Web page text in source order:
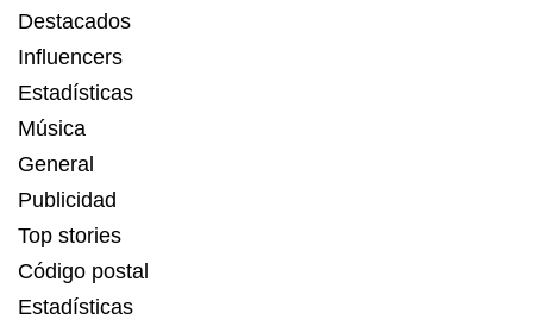
Destacados
Influencers
Estadísticas
Música
General
Publicidad
Top stories
Código postal
Estadísticas